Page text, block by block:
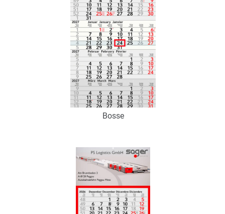
Bosse
Art.-Nr.: K53186
Verfügbar
Zum Merkzettel hinzufügen